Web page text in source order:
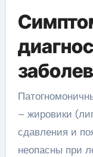
– жировики
сдавления и
неопасны при